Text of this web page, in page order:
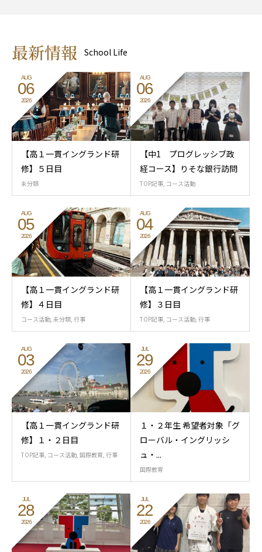
最新情報 School Life
AUG
06
2026
【高１一貫イングランド研
修】５日目
未分類
AUG
06
2026
【中1 プログレッシブ政
経コース】りそな銀行訪問
TOP記事, コース活動
AUG
05
2026
【高１一貫イングランド研
修】４日目
コース活動, 未分類, 行事
AUG
04
2026
【高１一貫イングランド研
修】３日目
TOP記事, コース活動, 行事
AUG
03
2026
【高１一貫イングランド研
修】１・２日目
TOP記事, コース活動, 国際教育, 行事
JUL
29
2026
１・２年生 希望者対象「グ
ローバル・イングリッシ
ュ・...
国際教育
JUL
28
2026
JUL
22
2026